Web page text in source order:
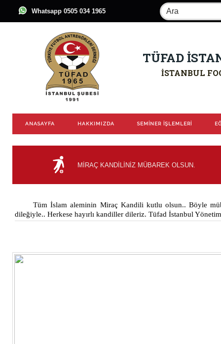
Whatsapp 0505 034 1965
TÜFAD
İSTANBUL
ANASAYFA HAKKIMIZDA SEMİNER İŞLEMLERİ
MİRAÇ KANDİLİNİZ MÜBAREK OLSUN.
Tüm İslam aleminin Miraç Kandili kutlu olsun.. Böyle
dileğiyle.. Herkese hayırlı kandiller dileriz. Tüfad İstanbul